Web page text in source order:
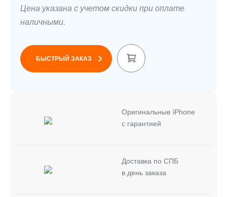
Цена указана с учетом скидки при оплате
наличными.
БЫСТРЫЙ ЗАКАЗ >
Оригинальные iPhone
с гарантией
Доставка по СПБ
в день заказа